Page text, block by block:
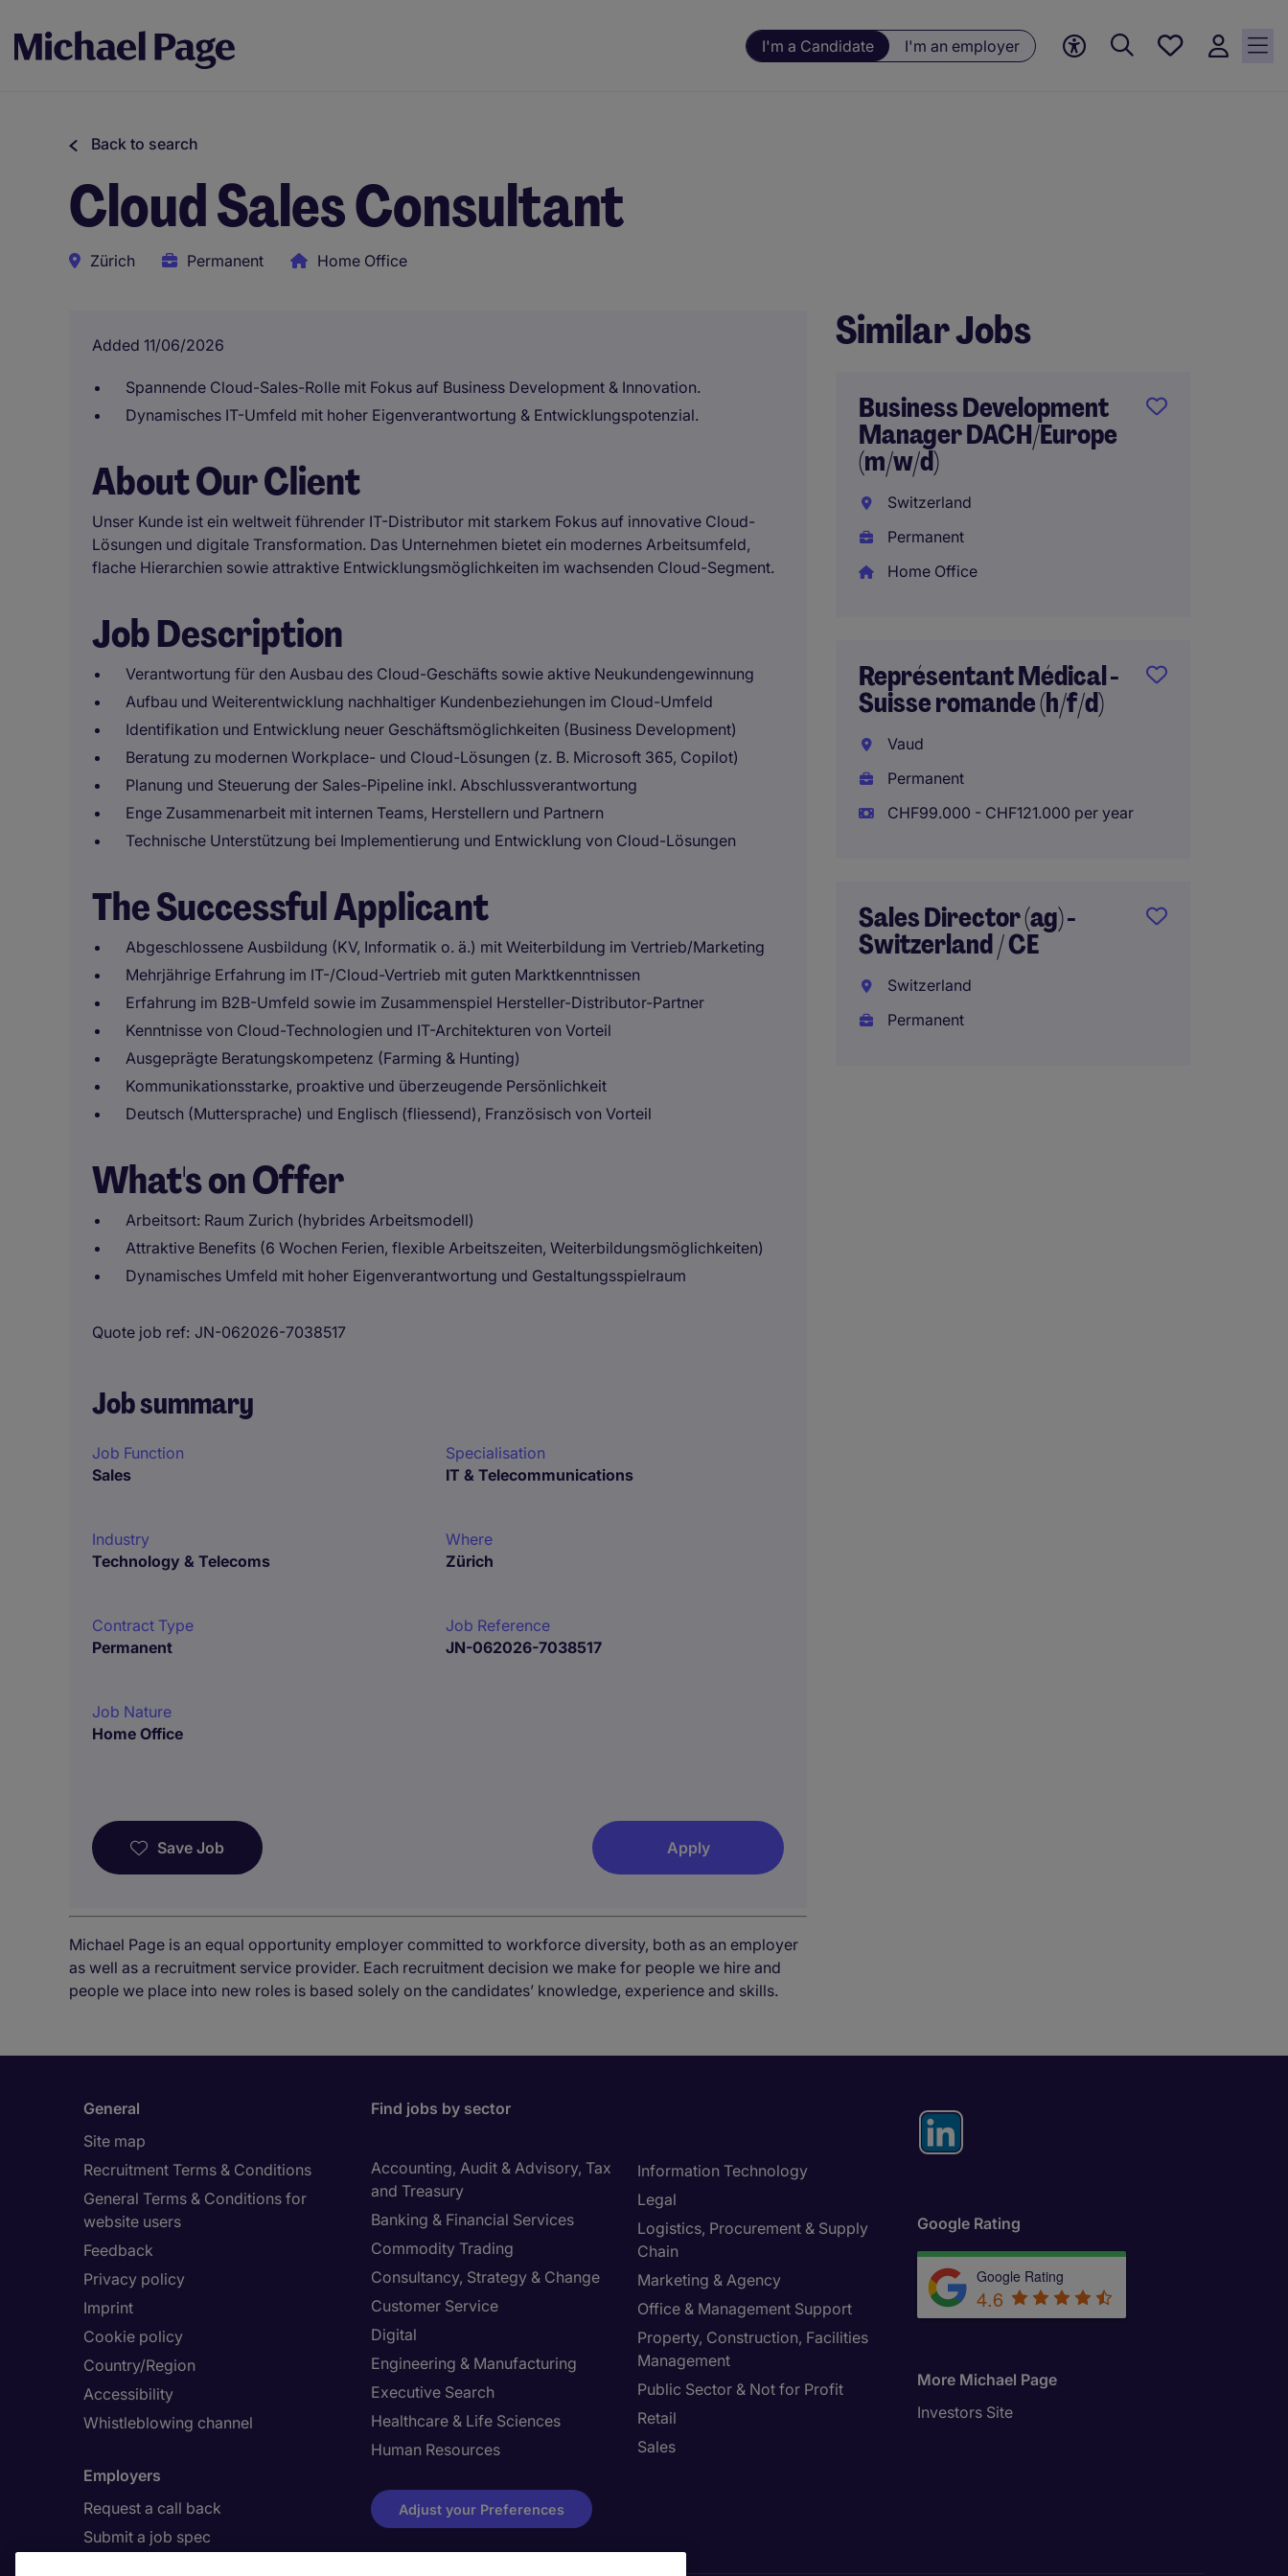
I'm a Candidate I'm an employer
Saved
Back to search
Cloud Sales Consultant
Zürich Permanent Home Office
Added 11/06/2026
Spannende Cloud-Sales-Rolle mit Fokus auf Business Development & Innovation.
Dynamisches IT-Umfeld mit hoher Eigenverantwortung & Entwicklungspotenzial.
About Our Client
Unser Kunde ist ein weltweit führender IT-Distributor mit starkem Fokus auf innovative Cloud-
Lösungen und digitale Transformation. Das Unternehmen bietet ein modernes Arbeitsumfeld,
flache Hierarchien sowie attraktive Entwicklungsmöglichkeiten im wachsenden Cloud-Segment.
Job Description
Verantwortung für den Ausbau des Cloud-Geschäfts sowie aktive Neukundengewinnung
Aufbau und Weiterentwicklung nachhaltiger Kundenbeziehungen im Cloud-Umfeld
Identifikation und Entwicklung neuer Geschäftsmöglichkeiten (Business Development)
Beratung zu modernen Workplace- und Cloud-Lösungen (z. B. Microsoft 365, Copilot)
Planung und Steuerung der Sales-Pipeline inkl. Abschlussverantwortung
Enge Zusammenarbeit mit internen Teams, Herstellern und Partnern
Technische Unterstützung bei Implementierung und Entwicklung von Cloud-Lösungen
The Successful Applicant
Abgeschlossene Ausbildung (KV, Informatik o. ä.) mit Weiterbildung im Vertrieb/Marketing
Mehrjährige Erfahrung im IT-/Cloud-Vertrieb mit guten Marktkenntnissen
Erfahrung im B2B-Umfeld sowie im Zusammenspiel Hersteller-Distributor-Partner
Kenntnisse von Cloud-Technologien und IT-Architekturen von Vorteil
Ausgeprägte Beratungskompetenz (Farming & Hunting)
Kommunikationsstarke, proaktive und überzeugende Persönlichkeit
Deutsch (Muttersprache) und Englisch (fliessend), Französisch von Vorteil
What's on Offer
Arbeitsort: Raum Zurich (hybrides Arbeitsmodell)
Attraktive Benefits (6 Wochen Ferien, flexible Arbeitszeiten, Weiterbildungsmöglichkeiten)
Dynamisches Umfeld mit hoher Eigenverantwortung und Gestaltungsspielraum
Quote job ref JN-062026-7038517
Job summary
Job Function
Sales
Specialisation
IT & Telecommunications
Industry
Technology & Telecoms
Where
Zürich
Contract Type
Permanent
Job Reference
JN-062026-7038517
Job Nature
Home Office
Save Job Apply
Michael Page is an equal opportunity employer committed to workforce diversity, both as an employer
as well as a recruitment service provider. Each recruitment decision we make for people we hire and
people we place into new roles is based solely on the candidates’ knowledge, experience and skills.
Similar Jobs
Business Development
Manager DACH/Europe
(m/w/d)
Switzerland
Permanent
Home Office
Représentant Médical -
Suisse romande (h/f/d)
Vaud
Permanent
CHF99.000 - CHF121.000 per year
Sales Director (ag) -
Switzerland / CE
Switzerland
Permanent
General
Site map
Recruitment Terms & Conditions
General Terms & Conditions for
website users
Feedback
Privacy policy
Imprint
Cookie policy
Country/Region
Accessibility
Whistleblowing channel
Employers
Request a call back
Submit a job spec
Find jobs by sector
Accounting, Audit & Advisory, Tax
and Treasury
Banking & Financial Services
Commodity Trading
Consultancy, Strategy & Change
Customer Service
Digital
Engineering & Manufacturing
Executive Search
Healthcare & Life Sciences
Human Resources
Information Technology
Legal
Logistics, Procurement & Supply
Chain
Marketing & Agency
Office & Management Support
Property, Construction, Facilities
Management
Public Sector & Not for Profit
Retail
Sales
Adjust your Preferences
Google Rating
Google Rating
4.6
More Michael Page
Investors Site